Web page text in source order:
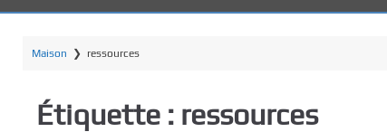
n
Maison ❯ ressources
Étiquette : ressources